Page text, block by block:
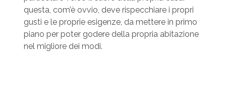
questa, com’è ovvio, deve rispecchiare i propri
gusti e le proprie esigenze, da mettere in primo
piano per poter godere della propria abitazione
nel migliore dei modi.